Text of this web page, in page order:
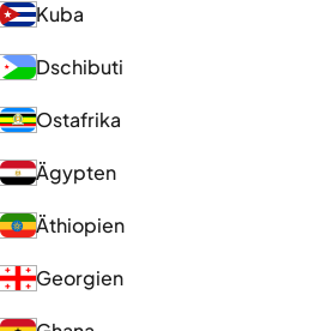
Kuba
Dschibuti
Ostafrika
Ägypten
Äthiopien
Georgien